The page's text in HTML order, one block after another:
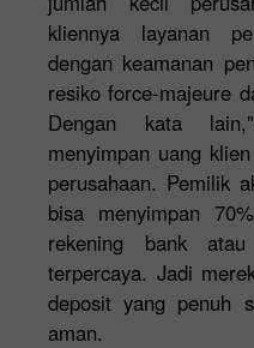
kliennya layanan
dengan keamanan
resiko force-majeure
Dengan kata
menyimpan uang
perusahaan. Pemilik
bisa menyimpan
rekening bank
terpercaya. Jadi
deposit yang penuh
aman.